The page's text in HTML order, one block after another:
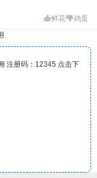
鲜花 鸡蛋
注册码：12345 点击下